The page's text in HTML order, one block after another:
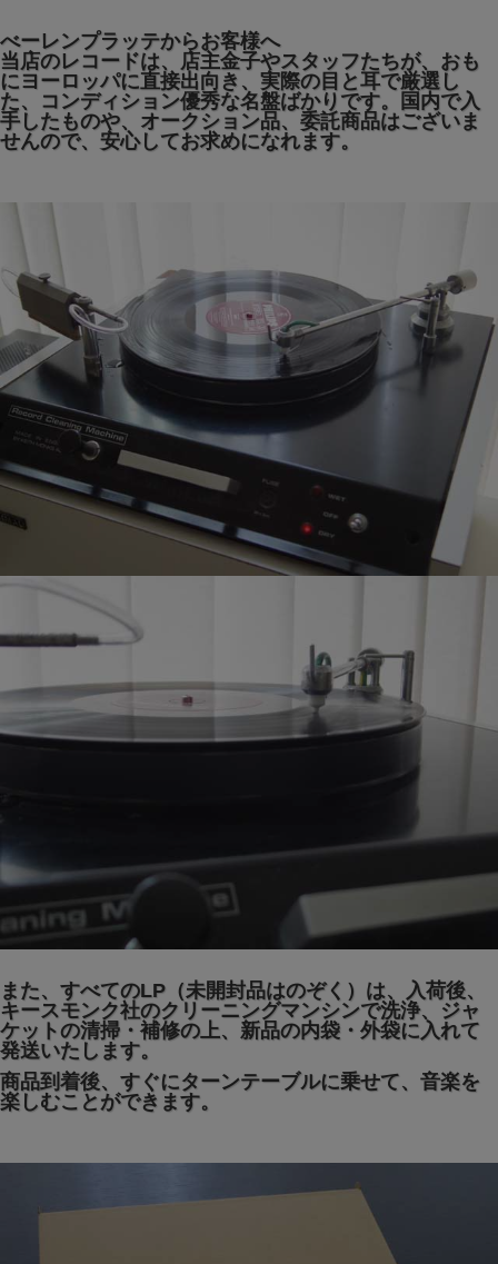
べーレンプラッテからお客様へ
当店のレコードは、店主金子やスタッフたちが、おも
にヨーロッパに直接出向き、実際の目と耳で厳選し
た、コンディション優秀な名盤ばかりです。国内で入
手したものや、オークション品、委託商品はございま
せんので、安心してお求めになれます。
また、すべてのLP（未開封品はのぞく）は、入荷後、
キースモンク社のクリーニングマンシンで洗浄、ジャ
ケットの清掃・補修の上、新品の内袋・外袋に入れて
発送いたします。
商品到着後、すぐにターンテーブルに乗せて、音楽を
楽しむことができます。